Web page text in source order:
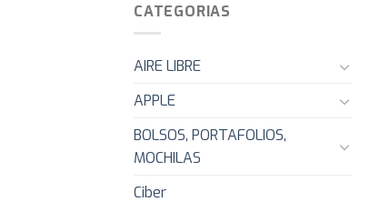
CATEGORIAS
AIRE LIBRE
APPLE
BOLSOS, PORTAFOLIOS,
MOCHILAS
Ciber